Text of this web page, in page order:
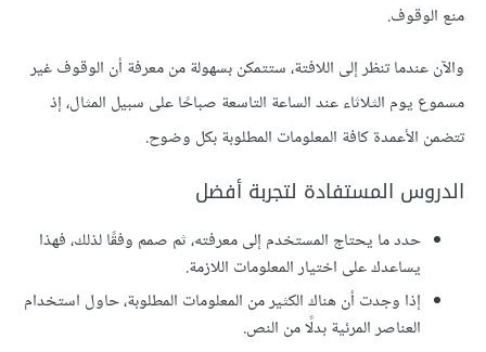
منع الوقوف.
والآن عندما تنظر إلى اللافتة، ستتمكن بسهولة من معرفة أن الوقوف غير
مسموع يوم الثلاثاء عند الساعة التاسعة صباحًا على سبيل المثال، إذ
تتضمن الأعمدة كافة المعلومات المطلوبة بكل وضوح.
الدروس المستفادة لتجربة أفضل
حدد ما يحتاج المستخدم إلى معرفته، ثم صمم وفقًا لذلك، فهذا
يساعدك على اختيار المعلومات اللازمة.
إذا وجدت أن هناك الكثير من المعلومات المطلوبة، حاول استخدام
العناصر المرئية بدلًا من النص.